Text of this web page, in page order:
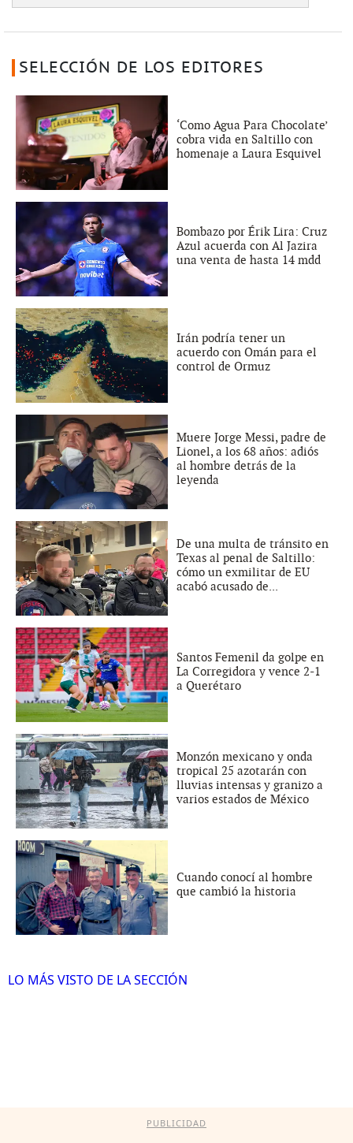
SELECCIÓN DE LOS EDITORES
‘Como Agua Para Chocolate’
cobra vida en Saltillo con
homenaje a Laura Esquivel
Bombazo por Érik Lira: Cruz
Azul acuerda con Al Jazira
una venta de hasta 14 mdd
Irán podría tener un
acuerdo con Omán para el
control de Ormuz
Muere Jorge Messi, padre de
Lionel, a los 68 años: adiós
al hombre detrás de la
leyenda
De una multa de tránsito en
Texas al penal de Saltillo:
cómo un exmilitar de EU
acabó acusado de...
Santos Femenil da golpe en
La Corregidora y vence 2-1
a Querétaro
Monzón mexicano y onda
tropical 25 azotarán con
lluvias intensas y granizo a
varios estados de México
Cuando conocí al hombre
que cambió la historia
LO MÁS VISTO DE LA SECCIÓN
PUBLICIDAD